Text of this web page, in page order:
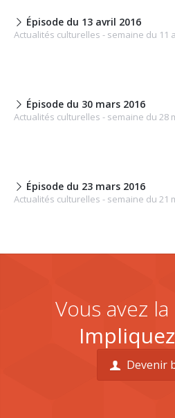
Épisode du 13 avril 2016
Actualités culturelles - semaine du 11
Épisode du 30 mars 2016
Actualités culturelles - semaine du 28
Épisode du 23 mars 2016
Actualités culturelles - semaine du 21
Vous avez
Devenir